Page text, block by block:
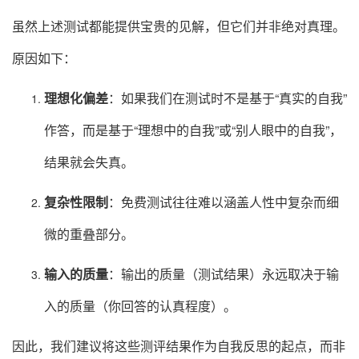
虽然上述测试都能提供宝贵的见解，但它们并非绝对真理。
原因如下：
理想化偏差：如果我们在测试时不是基于“真实的自我”
作答，而是基于“理想中的自我”或“别人眼中的自我”，
结果就会失真。
复杂性限制：免费测试往往难以涵盖人性中复杂而细
微的重叠部分。
输入的质量：输出的质量（测试结果）永远取决于输
入的质量（你回答的认真程度）。
因此，我们建议将这些测评结果作为自我反思的起点，而非